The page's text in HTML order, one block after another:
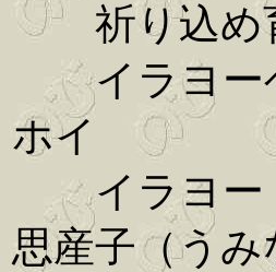
祈り込め
イラヨー
ホイ
イラヨー
思産子（うみ